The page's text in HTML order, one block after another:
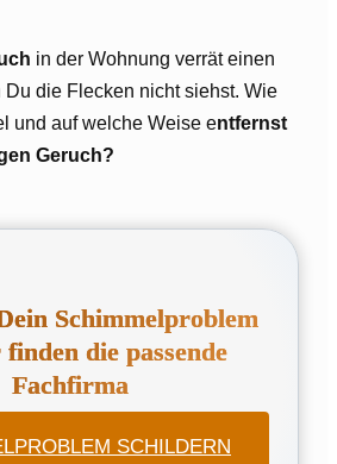
in der Wohnung verrät einen
Du die Flecken nicht siehst. Wie
und auf welche Weise entfernst
Geruch?
Schimmelproblem
die passende
Fachfirma
SCHILDERN